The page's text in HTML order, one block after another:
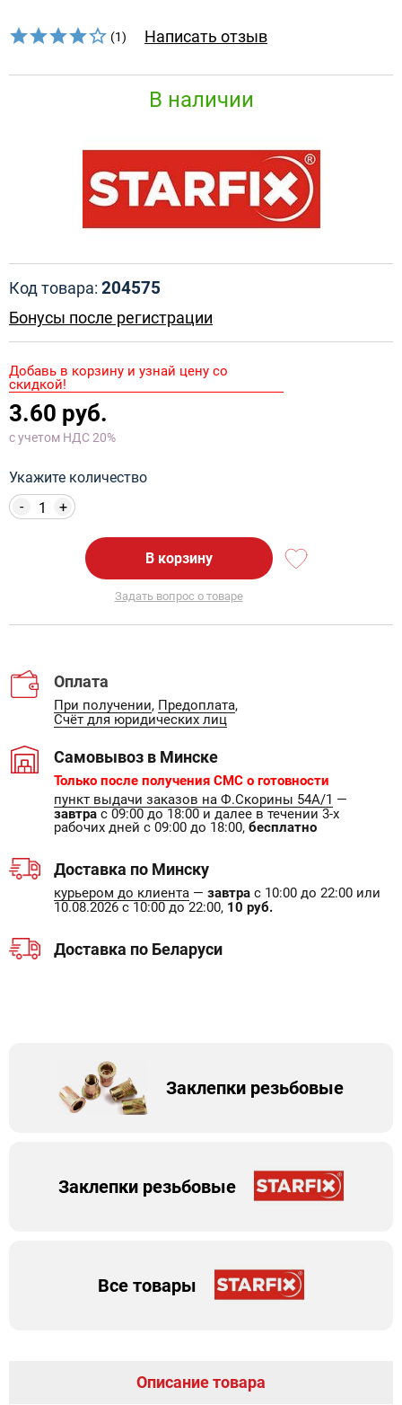
(1) Написать отзыв
В наличии
Код товара: 204575
Бонусы после регистрации
Добавь в корзину и узнай цену со
скидкой!
3.60 руб.
с учетом НДС 20%
Укажите количество
+
-
В корзину
Задать вопрос о товаре
Оплата
При получении, Предоплата,
Счёт для юридических лиц
Самовывоз в Минске
Только после получения СМС о готовности
пункт выдачи заказов на Ф.Скорины 54А/1 —
завтра с 09:00 до 18:00 и далее в течении 3-х
рабочих дней с 09:00 до 18:00, бесплатно
Доставка по Минску
курьером до клиента — завтра с 10:00 до 22:00 или
10.08.2026 с 10:00 до 22:00, 10 руб.
Доставка по Беларуси
Заклепки резьбовые
Заклепки резьбовые
Все товары
Описание товара